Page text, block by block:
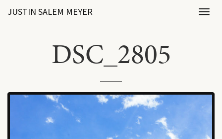
JUSTIN SALEM MEYER
DSC_2805